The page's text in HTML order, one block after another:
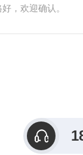
，欢迎确认。